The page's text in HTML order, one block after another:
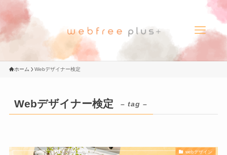
ホーム Webデザイナー検定
Webデザイナー検定 – tag –
webデザイン